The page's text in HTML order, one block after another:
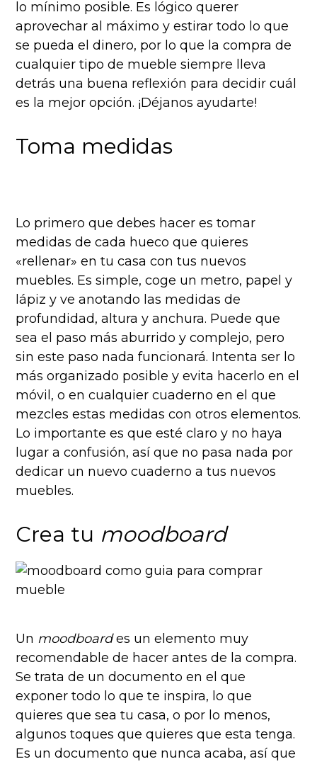
lo mínimo posible. Es lógico querer
aprovechar al máximo y estirar todo lo que
se pueda el dinero, por lo que la compra de
cualquier tipo de mueble siempre lleva
detrás una buena reflexión para decidir cuál
es la mejor opción. ¡Déjanos ayudarte!
Toma medidas
Lo primero que debes hacer es tomar
medidas de cada hueco que quieres
«rellenar» en tu casa con tus nuevos
muebles. Es simple, coge un metro, papel y
lápiz y ve anotando las medidas de
profundidad, altura y anchura. Puede que
sea el paso más aburrido y complejo, pero
sin este paso nada funcionará. Intenta ser lo
más organizado posible y evita hacerlo en el
móvil, o en cualquier cuaderno en el que
mezcles estas medidas con otros elementos.
Lo importante es que esté claro y no haya
lugar a confusión, así que no pasa nada por
dedicar un nuevo cuaderno a tus nuevos
muebles.
Crea tu moodboard
Un moodboardes un elemento muy
recomendable de hacer antes de la compra.
Se trata de un documento en el que
exponer todo lo que te inspira, lo que
quieres que sea tu casa, o por lo menos,
algunos toques que quieres que esta tenga.
Es un documento que nunca acaba, así que